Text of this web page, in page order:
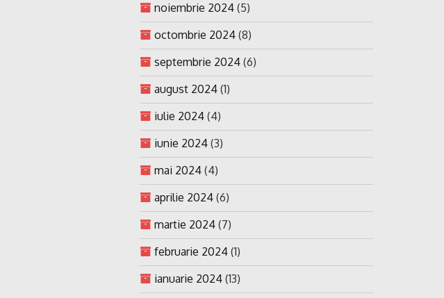
noiembrie 2024 (5)
octombrie 2024 (8)
septembrie 2024 (6)
august 2024 (1)
iulie 2024 (4)
iunie 2024 (3)
mai 2024 (4)
aprilie 2024 (6)
martie 2024 (7)
februarie 2024 (1)
ianuarie 2024 (13)